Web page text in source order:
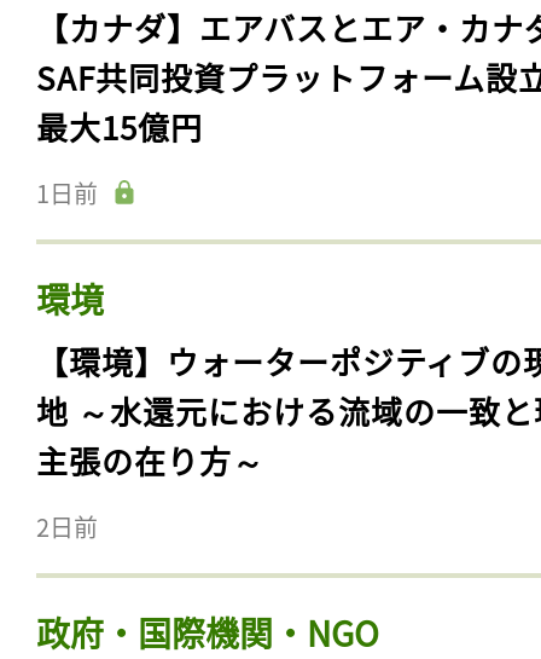
【カナダ】エアバスとエア・カナ
SAF共同投資プラットフォーム設
最大15億円
1日前
環境
【環境】ウォーターポジティブの
地 ～水還元における流域の一致
主張の在り方～
2日前
政府・国際機関・NGO